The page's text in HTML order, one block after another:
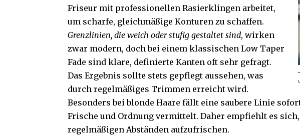
Friseur mit professionellen Rasierklingen arbeitet,
um scharfe, gleichmäßige Konturen zu schaffen.
Grenzlinien, die weich oder stufig gestaltet sind, wirken
zwar modern, doch bei einem klassischen Low Taper
Fade sind klare, definierte Kanten oft sehr gefragt.
Das Ergebnis sollte stets gepflegt aussehen, was
durch regelmäßiges Trimmen erreicht wird.
Besonders bei blonde Haare fällt eine saubere Linie
Frische und Ordnung vermittelt. Daher empfiehlt es
regelmäßigen Abständen aufzufrischen.